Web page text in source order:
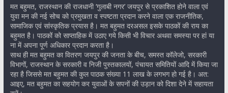
मत बहुमत, राजस्थान की राजधानी ‘गुलाबी नगर’ जयपुर से प्रकाशित होने वाला एवं
युवा मन की नई सोच को प्रमुखता व स्पष्टता प्रदान करने वाला एक राजनीतिक,
सामाजिक एवं सांस्कृतिक प्रयास है। मत बहुमत दरअसल इसके पाठकों की राय का
बहुमत है। पाठकों को साप्ताहिक में उठाए गये किसी भी विचार अथवा समस्या पर हां या
ना में अपना पूर्ण अधिकार प्रदान करता है।
साथ ही मत बहुमत का वितरण जयपुर की जनता के बीच, समस्त कॉलेजो, सरकारी
विभागों, राजस्थान के सरकारी व निजी पुस्तकालयों, पंचायत समितियों आदि में किया जा
रहा है जिससे मत बहुमत की कुल पाठक संख्या 11 लाख के लगभग हो गई है। अत:
आइए, मत बहुमत का सहयोग कर युवाओं के सपनों की उड़ान को दिशा देने में सहायता